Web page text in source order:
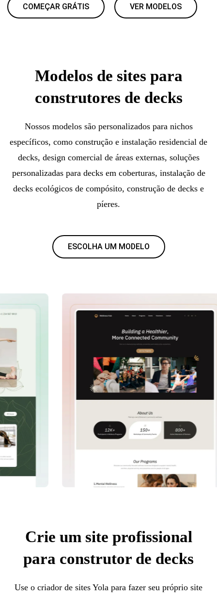
COMEÇAR GRÁTIS VER MODELOS
Modelos de sites para
construtores de decks
Nossos modelos são personalizados para nichos
específicos, como construção e instalação residencial de
decks, design comercial de áreas externas, soluções
personalizadas para decks em coberturas, instalação de
decks ecológicos de compósito, construção de decks e
píeres.
ESCOLHA UM MODELO
Crie um site profissional
para construtor de decks
Use o criador de sites Yola para fazer seu próprio site